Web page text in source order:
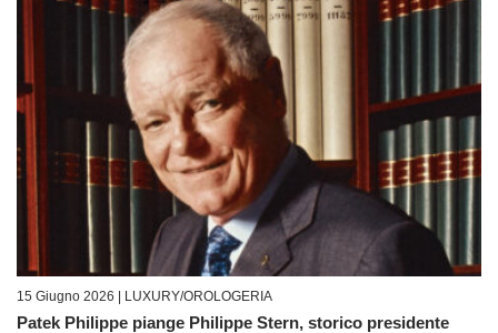
15 Giugno 2026 | LUXURY/OROLOGERIA
Patek Philippe piange Philippe Stern, storico presidente